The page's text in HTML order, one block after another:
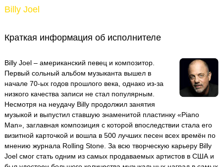
Billy Joel
Краткая информация об исполнителе
Billy Joel – американский певец и композитор.
Первый сольный альбом музыканта вышел в
начале 70-ых годов прошлого века, однако из-за
низкого качества записи не стал популярным.
Несмотря на неудачу Billy продолжил занятия
музыкой и выпустил ставшую знаменитой пластинку «Piano
Man», заглавная композиция с которой впоследствии стала его
визитной карточкой и вошла в 500 лучших песен всех времён по
мнению журнала Rolling Stone. За всю творческую карьеру Billy
Joel смог стать одним из самых продаваемых артистов в США и